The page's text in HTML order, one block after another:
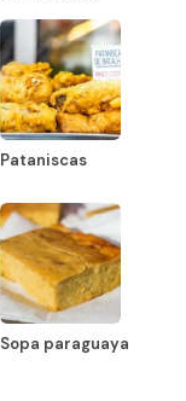
Pataniscas
Sopa paraguaya